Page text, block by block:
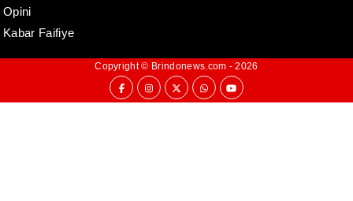
Opini
Kabar Faifiye
Copyright © Brindonews.com - 2026